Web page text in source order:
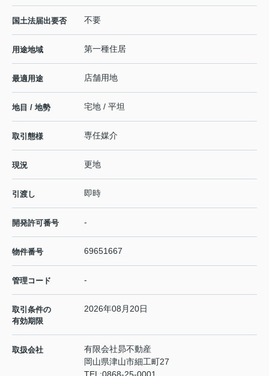
国土法届出要否 不要
用途地域 第一種住居
最適用途 店舗用地
地目 / 地勢 宅地 / 平坦
取引態様 専任媒介
現況 更地
引渡し 即時
開発許可番号 -
物件番号 69651667
管理コード -
取引条件の
有効期限
2026年08月20日
取扱会社
有限会社昴不動産
岡山県津山市細工町27